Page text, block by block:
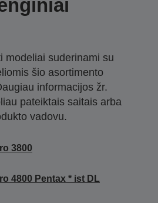
modeliai suderinami su
šio asortimento
informacijos žr.
pateiktais saitais arba
vadovu.
3800
4800 Pentax * ist DL